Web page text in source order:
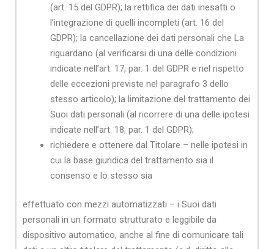
(art. 15 del GDPR); la rettifica dei dati inesatti o
l’integrazione di quelli incompleti (art. 16 del
GDPR); la cancellazione dei dati personali che La
riguardano (al verificarsi di una delle condizioni
indicate nell’art. 17, par. 1 del GDPR e nel rispetto
delle eccezioni previste nel paragrafo 3 dello
stesso articolo); la limitazione del trattamento dei
Suoi dati personali (al ricorrere di una delle ipotesi
indicate nell’art. 18, par. 1 del GDPR);
richiedere e ottenere dal Titolare – nelle ipotesi in
cui la base giuridica del trattamento sia il
consenso e lo stesso sia
effettuato con mezzi automatizzati – i Suoi dati
personali in un formato strutturato e leggibile da
dispositivo automatico, anche al fine di comunicare tali